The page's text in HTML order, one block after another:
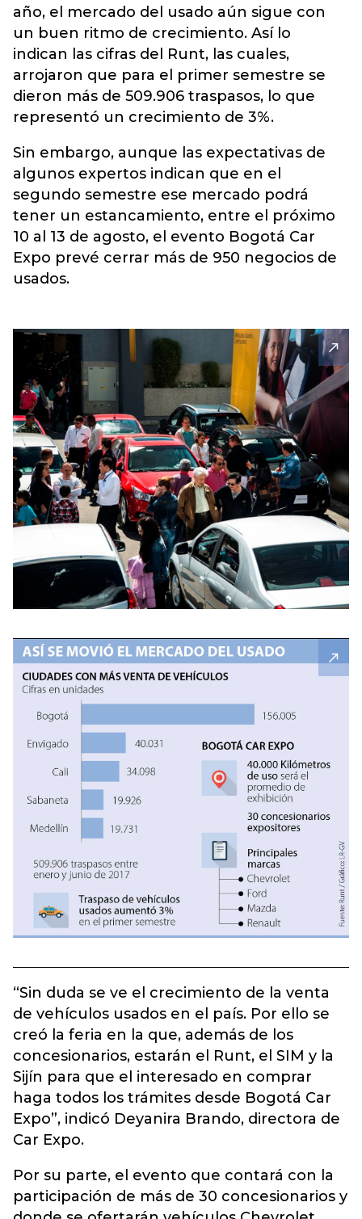
año, el mercado del usado aún sigue con
un buen ritmo de crecimiento. Así lo
indican las cifras del Runt, las cuales,
arrojaron que para el primer semestre se
dieron más de 509.906 traspasos, lo que
representó un crecimiento de 3%.
Sin embargo, aunque las expectativas de
algunos expertos indican que en el
segundo semestre ese mercado podrá
tener un estancamiento, entre el próximo
10 al 13 de agosto, el evento Bogotá Car
Expo prevé cerrar más de 950 negocios de
usados.
“Sin duda se ve el crecimiento de la venta
de vehículos usados en el país. Por ello se
creó la feria en la que, además de los
concesionarios, estarán el Runt, el SIM y la
Sijín para que el interesado en comprar
haga todos los trámites desde Bogotá Car
Expo”, indicó Deyanira Brando, directora de
Car Expo.
Por su parte, el evento que contará con la
participación de más de 30 concesionarios y